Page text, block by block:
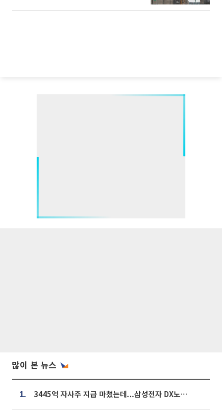
많이 본 뉴스
1. 3445억 자사주 지급 마쳤는데...삼성전자 DX노조, 뒤늦은 '떼쓰기 집회'